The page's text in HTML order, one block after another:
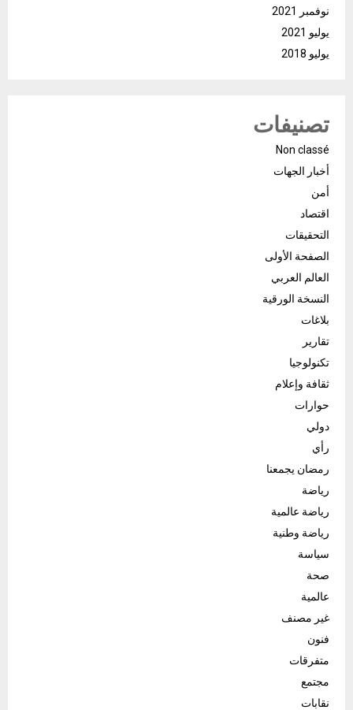
نوفمبر 2021
يوليو 2021
يوليو 2018
تصنيفات
Non classé
أخبار الجهات
أمن
اقتصاد
التحقيقات
الصفحة الأولى
العالم العربي
النسخة الورقية
بلاغات
تقارير
تكنولوجيا
ثقافة وإعلام
حوارات
دولي
رأي
رمضان يجمعنا
رياضة
رياضة عالمية
رياضة وطنية
سياسة
صحة
عالمية
غير مصنف
فنون
متفرقات
مجتمع
نقابات